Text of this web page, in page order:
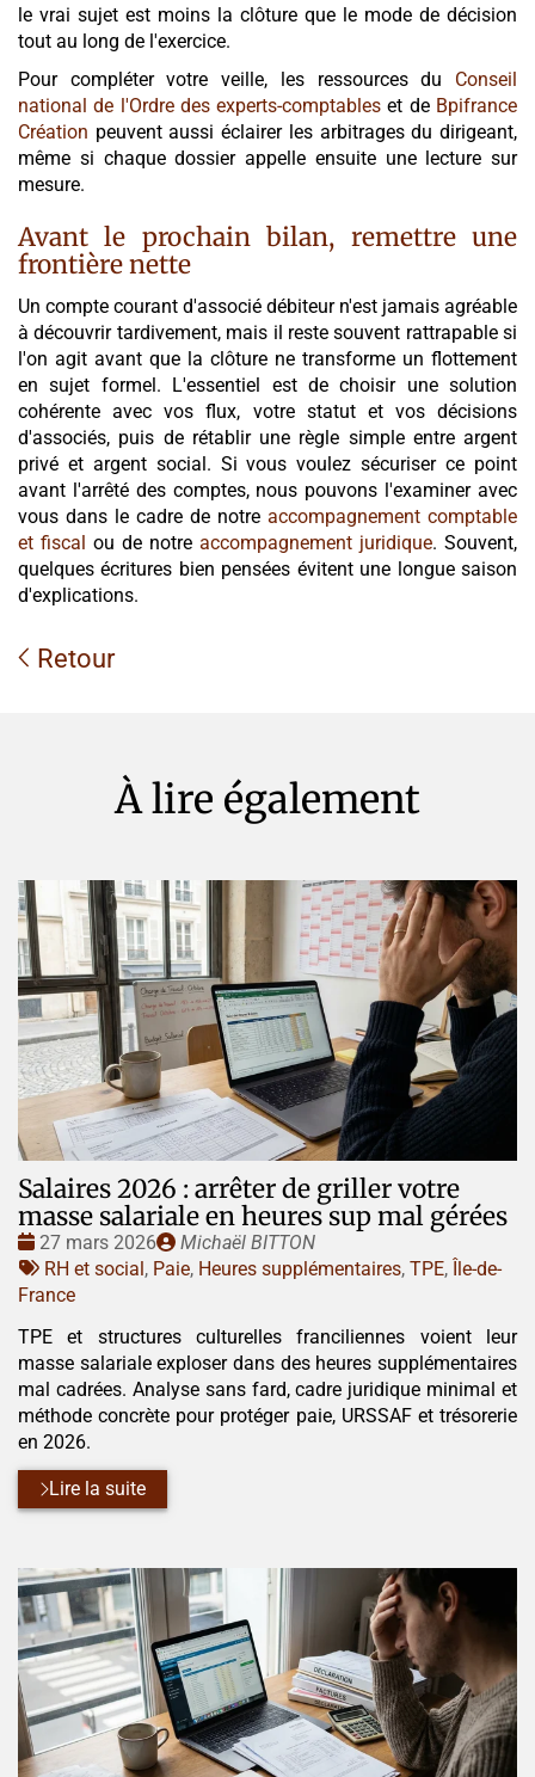
le vrai sujet est moins la clôture que le mode de décision
tout au long de l'exercice.
Pour compléter votre veille, les ressources du Conseil
national de l'Ordre des experts-comptables et de Bpifrance
Création peuvent aussi éclairer les arbitrages du dirigeant,
même si chaque dossier appelle ensuite une lecture sur
mesure.
Avant le prochain bilan, remettre une
frontière nette
Un compte courant d'associé débiteur n'est jamais agréable
à découvrir tardivement, mais il reste souvent rattrapable si
l'on agit avant que la clôture ne transforme un flottement
en sujet formel. L'essentiel est de choisir une solution
cohérente avec vos flux, votre statut et vos décisions
d'associés, puis de rétablir une règle simple entre argent
privé et argent social. Si vous voulez sécuriser ce point
avant l'arrêté des comptes, nous pouvons l'examiner avec
vous dans le cadre de notre accompagnement comptable
et fiscal ou de notre accompagnement juridique. Souvent,
quelques écritures bien pensées évitent une longue saison
d'explications.
Retour
À lire également
Salaires 2026 : arrêter de griller votre
masse salariale en heures sup mal gérées
Date
:
27 mars 2026
Publié
par
Michaël BITTON
Tags
:
RH et social , Paie, Heures supplémentaires, TPE,
Île-de-
France
TPE et structures culturelles franciliennes voient leur
masse salariale exploser dans des heures supplémentaires
mal cadrées. Analyse sans fard, cadre juridique minimal et
méthode concrète pour protéger paie, URSSAF et trésorerie
en 2026.
Lire la suite